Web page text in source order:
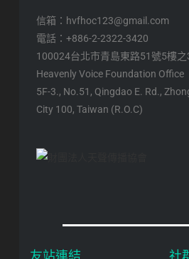
信箱：hvfhoc123@gmail.com
電話：+886-2-2322-3420
100024台北市青島東路51號5樓之
Heavenly Voice Foundation Office
5F-3., No.51, Qingdao E. Rd.,
City 100, Taiwan (R.O.C)
友站連結 社